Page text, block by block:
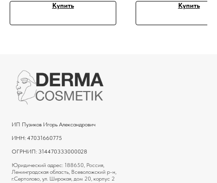
Купить Купить
ИП Пузиков Игорь Александрович
ИНН: 47031660775
ОГРНИП: 314470333000028
Юридический адрес: 188650, Россия,
Ленинградская область, Всеволожский р-н,
г.Сертолово, ул. Широкая, дом 20, корпус 2